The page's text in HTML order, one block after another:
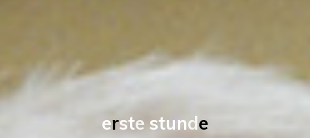
erste stunde